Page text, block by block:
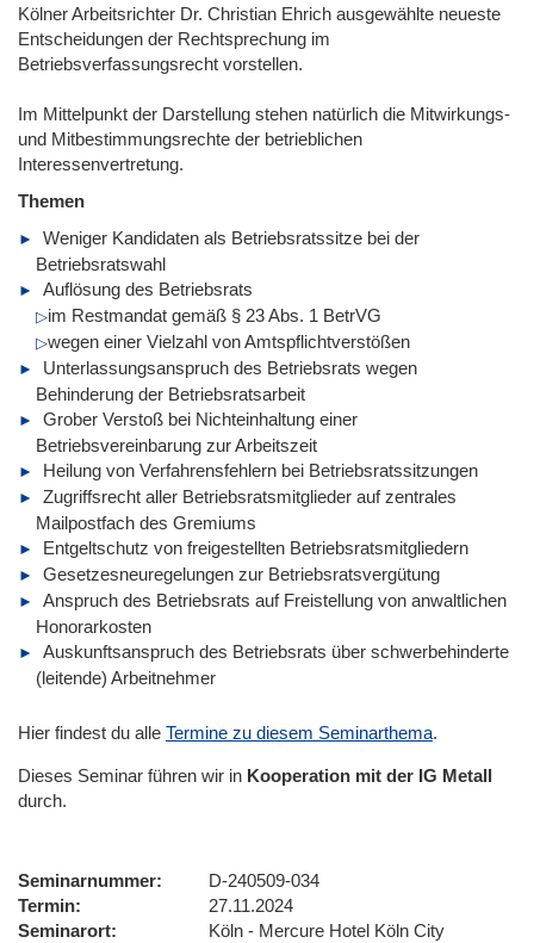
Kölner Arbeitsrichter Dr. Christian Ehrich ausgewählte neueste
Entscheidungen der Rechtsprechung im
Betriebsverfassungsrecht vorstellen.
Im Mittelpunkt der Darstellung stehen natürlich die Mitwirkungs-
und Mitbestimmungsrechte der betrieblichen
Interessenvertretung.
Themen
Weniger Kandidaten als Betriebsratssitze bei der
Betriebsratswahl
Auflösung des Betriebsrats
im Restmandat gemäß § 23 Abs. 1 BetrVG
wegen einer Vielzahl von Amtspflichtverstößen
Unterlassungsanspruch des Betriebsrats wegen
Behinderung der Betriebsratsarbeit
Grober Verstoß bei Nichteinhaltung einer
Betriebsvereinbarung zur Arbeitszeit
Heilung von Verfahrensfehlern bei Betriebsratssitzungen
Zugriffsrecht aller Betriebsratsmitglieder auf zentrales
Mailpostfach des Gremiums
Entgeltschutz von freigestellten Betriebsratsmitgliedern
Gesetzesneuregelungen zur Betriebsratsvergütung
Anspruch des Betriebsrats auf Freistellung von anwaltlichen
Honorarkosten
Auskunftsanspruch des Betriebsrats über schwerbehinderte
(leitende) Arbeitnehmer
Hier findest du alle Termine zu diesem Seminarthema.
Dieses Seminar führen wir in Kooperation mit der IG Metall
durch.
Seminarnummer
D-240509-034
Termin
27.11.2024
Seminarort
Köln - Mercure Hotel Köln City